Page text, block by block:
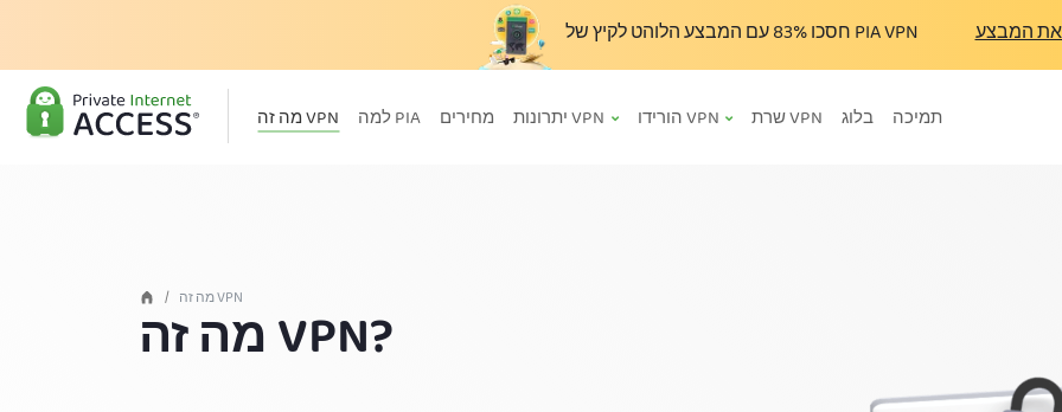
חסכו83% עם המבצע הלוהט לקיץ של PIA VPN את המבצע
מה זה VPN למה PIA מחירים יתרונות VPN הורידו VPN שרת VPN בלוג תמיכה
מה זה VPN
מה זה VPN?